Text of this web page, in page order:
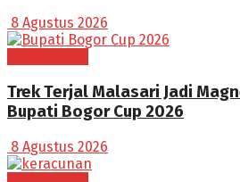
8 Agustus 2026
Trek Terjal Malasari Jadi
Bupati Bogor Cup 2026
8 Agustus 2026